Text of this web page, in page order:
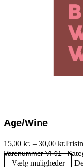
Age/wine
15,00 kr. – 30,00 kr.
VarenummerVI-01
Vælg muligheder